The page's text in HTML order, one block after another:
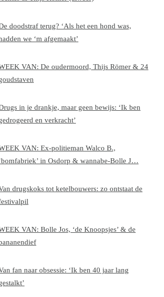
doodstraf terug? ‘Als het een hond was,
we ‘m afgemaakt’
VAN: De oudermoord, Thijs Römer & 24
in je drankje, maar geen bewijs: ‘Ik ben
en verkracht’
VAN: Ex-politieman Walco B.,
in Osdorp & wannabe-Bolle J…
drugskoks tot ketelbouwers: zo ontstaat de
VAN: Bolle Jos, ‘de Knoopsjes’ & de
fan naar obsessie: ‘Ik ben 40 jaar lang